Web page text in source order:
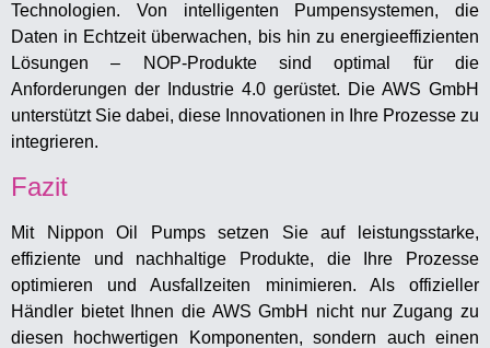
Technologien. Von intelligenten Pumpensystemen, die
Daten in Echtzeit überwachen, bis hin zu energieeffizienten
Lösungen – NOP-Produkte sind optimal für die
Anforderungen der Industrie 4.0 gerüstet. Die AWS GmbH
unterstützt Sie dabei, diese Innovationen in Ihre Prozesse zu
integrieren.
Fazit
Mit Nippon Oil Pumps setzen Sie auf leistungsstarke,
effiziente und nachhaltige Produkte, die Ihre Prozesse
optimieren und Ausfallzeiten minimieren. Als offizieller
Händler bietet Ihnen die AWS GmbH nicht nur Zugang zu
diesen hochwertigen Komponenten, sondern auch einen